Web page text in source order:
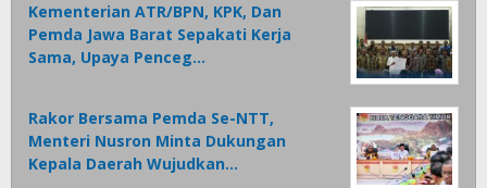
Kementerian ATR/BPN, KPK, Dan
Pemda Jawa Barat Sepakati Kerja
Sama, Upaya Penceg…
Rakor Bersama Pemda Se-NTT,
Menteri Nusron Minta Dukungan
Kepala Daerah Wujudkan…